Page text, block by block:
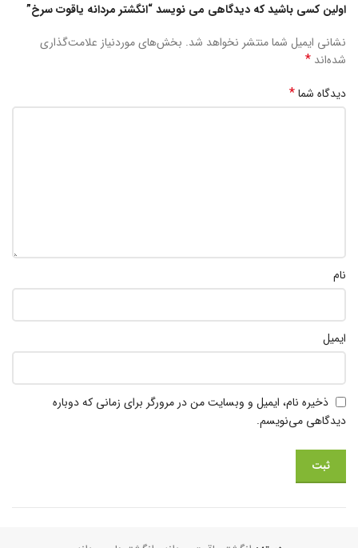
اولین کسی باشید که دیدگاهی می نویسد “انگشتر مردانه یاقوت سرخ”
نشانی ایمیل شما منتشر نخواهد شد. بخش‌های موردنیاز علامت‌گذاری
شده‌اند *
دیدگاه شما*
نام
ایمیل
ذخیره نام، ایمیل و وبسایت من در مرورگر برای زمانی که دوباره
دیدگاهی می‌نویسم.